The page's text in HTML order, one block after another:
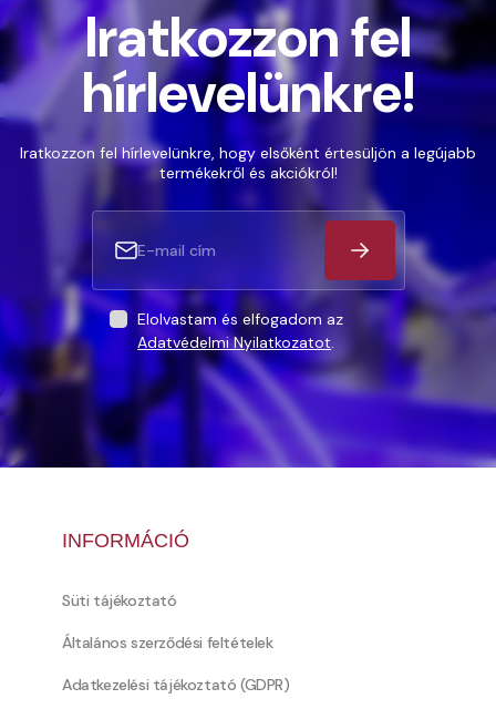
Iratkozzon fel
hírlevelünkre!
Iratkozzon fel hírlevelünkre, hogy elsőként értesüljön a legújabb
termékekről és akciókról!
Elolvastam és elfogadom az
Adatvédelmi Nyilatkozatot.
INFORMÁCIÓ
Süti tájékoztató
Általános szerződési feltételek
Adatkezelési tájékoztató (GDPR)